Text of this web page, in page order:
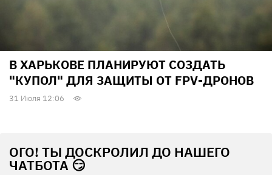
В ХАРЬКОВЕ ПЛАНИРУЮТ СОЗДАТЬ
"КУПОЛ" ДЛЯ ЗАЩИТЫ ОТ FPV-ДРОНОВ
31 Июля 12:06
ОГО! ТЫ ДОСКРОЛИЛ ДО НАШЕГО
ЧАТБОТА 😏